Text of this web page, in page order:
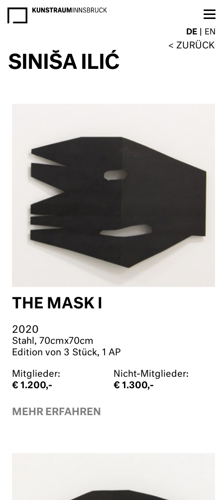
DE EN
ZURÜCK
SINIŠA ILIĆ
THE MASK I
2020
Stahl, 70cmx70cm
Edition von 3 Stück, 1 AP
Mitglieder:
€ 1.200,-
Nicht-Mitglieder:
€ 1.300,-
MEHR ERFAHREN